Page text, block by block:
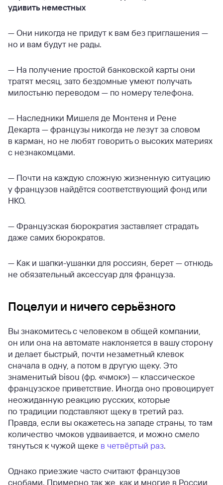
удивить неместных
— Они никогда не придут к вам без приглашения —
но и вам будут не рады.
— На получение простой банковской карты они
тратят месяц, зато бездомные умеют получать
милостыню переводом — по номеру телефона.
— Наследники Мишеля де Монтеня и Рене
Декарта — французы никогда не лезут за словом
в карман, но не любят говорить о высоких материях
с незнакомцами.
— Почти на каждую сложную жизненную ситуацию
у французов найдётся соответствующий фонд или
НКО.
— Французская бюрократия заставляет страдать
даже самих бюрократов.
— Как и шапки-ушанки для россиян, берет — отнюдь
не обязательный аксессуар для француза.
Поцелуи и ничего серьёзного
Вы знакомитесь с человеком в общей компании,
он или она на автомате наклоняется в вашу сторону
и делает быстрый, почти незаметный клевок
сначала в одну, а потом в другую щеку. Это
знаменитый bisou (фр. «чмок») — классическое
французское приветствие. Иногда оно провоцирует
неожиданную реакцию русских, которые
по традиции подставляют щеку в третий раз.
Правда, если вы окажетесь на западе страны, то там
количество чмоков удваивается, и можно смело
тянуться к чужой щеке в четвёртый раз.
Однако приезжие часто считают французов
снобами. Примерно так же, как и многие в России